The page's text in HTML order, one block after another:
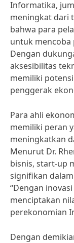
Informatika,
meningkat dari
bahwa para
untuk
Dengan
aksesibilitas
memiliki
penggerak
Para ahli
memiliki peran
meningkatkan
Menurut Dr.
bisnis, start-up
signifikan
“Dengan
menciptakan
perekonomian
Dengan